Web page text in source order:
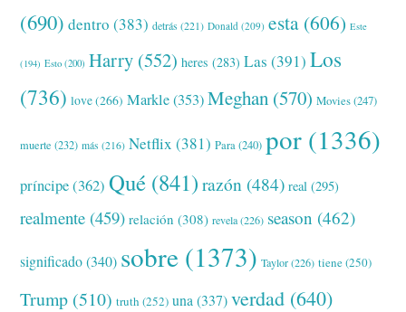
(690) dentro (383) detrás (221) Donald (209) esta (606) Este
(194) Esto (200) Harry (552) heres (283) Las (391) Los
(736) love(266) Markle(353) Meghan (570) Movies(247)
muerte (232) más (216) Netflix (381) Para(240) por (1336)
príncipe(362) Qué (841) razón (484) real (295)
realmente (459) relación (308) revela(226) season (462)
significado(340) sobre (1373) Taylor(226) tiene(250)
Trump (510) truth (252) una (337) verdad (640)